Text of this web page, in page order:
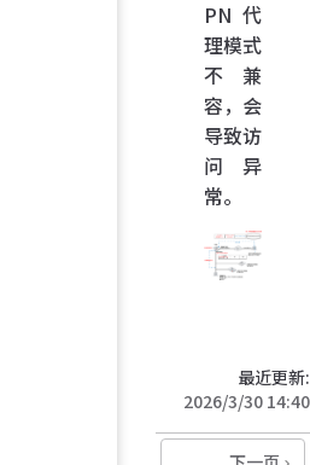
PN 代
理模式
不兼
容，会
导致访
问异
常。
最近更新:
2026/3/30 14:40